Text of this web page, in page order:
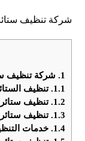
شركة تنظيف ستائر ام القيوين
1. شركة تنظيف
1.1. تنظيف
1.2. تنظيف
1.3. تنظيف ستائر
1.4. خدمات